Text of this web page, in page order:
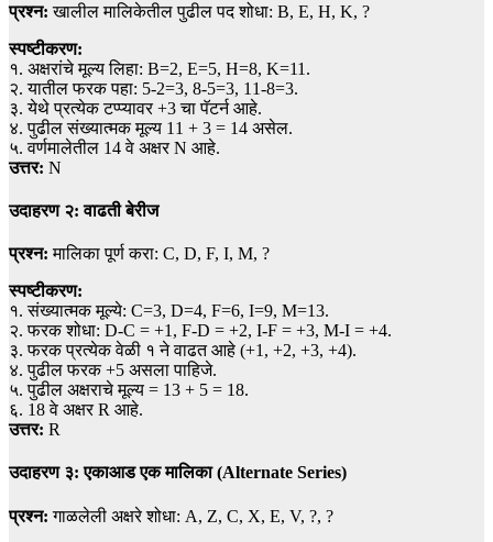
प्रश्न: खालील मालिकेतील पुढील पद शोधा: B, E, H, K, ?
स्पष्टीकरण:
१. अक्षरांचे मूल्य लिहा: B=2, E=5, H=8, K=11.
२. यातील फरक पहा: 5-2=3, 8-5=3, 11-8=3.
३. येथे प्रत्येक टप्प्यावर +3 चा पॅटर्न आहे.
४. पुढील संख्यात्मक मूल्य 11 + 3 = 14 असेल.
५. वर्णमालेतील 14 वे अक्षर N आहे.
उत्तर: N
उदाहरण २: वाढती बेरीज
प्रश्न: मालिका पूर्ण करा: C, D, F, I, M, ?
स्पष्टीकरण:
१. संख्यात्मक मूल्ये: C=3, D=4, F=6, I=9, M=13.
२. फरक शोधा: D-C = +1, F-D = +2, I-F = +3, M-I = +4.
३. फरक प्रत्येक वेळी १ ने वाढत आहे (+1, +2, +3, +4).
४. पुढील फरक +5 असला पाहिजे.
५. पुढील अक्षराचे मूल्य = 13 + 5 = 18.
६. 18 वे अक्षर R आहे.
उत्तर: R
उदाहरण ३: एकाआड एक मालिका (Alternate Series)
प्रश्न: गाळलेली अक्षरे शोधा: A, Z, C, X, E, V, ?, ?